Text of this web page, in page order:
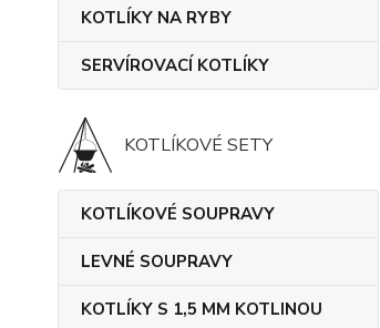
KOTLÍKY NA RYBY
SERVÍROVACÍ KOTLÍKY
KOTLÍKOVÉ SETY
KOTLÍKOVÉ SOUPRAVY
LEVNÉ SOUPRAVY
KOTLÍKY S 1,5 MM KOTLINOU